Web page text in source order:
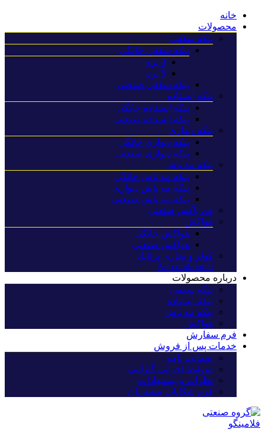
خانه
محصولات
پنکه سقفی
پنکه سقفی خانگی
3 پره
5 پره
پنکه سقفی صنعتی
پنکه ایستاده
پنکه ایستاده خانگی
پنکه ایستاده صنعتی
پنکه دیواری
پنکه دیواری خانگی
پنکه دیواری صنعتی
پنکه مه پاش
پنکه مه پاش خانگی
پنکه مه پاش دیواری
پنکه مه پاش صنعتی
فن باکس صنعتی
هواکش
هواکش خانگی
هواکش صنعتی
کولر و بخاری پرتابل
Air conditional
درباره محصولات
پنکه سقفی
پنکه ایستاده
پنکه مه پاش
هواکش
فرم سفارش
خدمات پس از فروش
ضمانت نامه
ضوابط اجرایی گارانتی
نظرات و پیشنهادات
فرم شکایات مشتریان